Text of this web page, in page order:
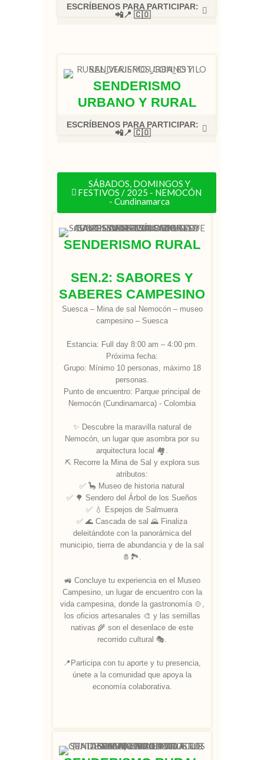
ESCRÍBENOS PARA PARTICIPAR:
📲📍 🇨🇴
SENDERISMO
URBANO Y RURAL
ESCRÍBENOS PARA PARTICIPAR:
📲📍 🇨🇴
SÁBADOS, DOMINGOS Y
FESTIVOS / 2025 - NEMOCÓN
- Cundinamarca
SENDERISMO RURAL
SEN.2: SABORES Y
SABERES CAMPESINO
Suesca – Mina de sal Nemocón – museo
campesino – Suesca
Estancia: Full day 8:00 am – 4:00 pm.
Próxima fecha:
Grupo: Mínimo 10 personas, máximo 18
personas.
Punto de encuentro: Parque principal de
Nemocón (Cundinamarca) - Colombia
✨ Descubre la maravilla natural de
Nemocón, un lugar que asombra por su
arquitectura local 🏘️.
⛏️ Recorre la Mina de Sal y explora sus
atributos:
✅ 🦕 Museo de historia natural
✅ 🌳 Sendero del Árbol de los Sueños
✅ 💧 Espejos de Salmuera
✅ 🌊 Cascada de sal 🌄 Finaliza
deleitándote con la panorámica del
municipio, tierra de abundancia y de la sal
🧂🏞️.
🚜 Concluye tu experiencia en el Museo
Campesino, un lugar de encuentro con la
vida campesina, donde la gastronomía 🍲,
los oficios artesanales 🎨 y las semillas
nativas 🌾 son el desenlace de este
recorrido cultural 🎭.
📍Participa con tu aporte y tu presencia,
únete a la comunidad que apoya la
economía colaborativa.